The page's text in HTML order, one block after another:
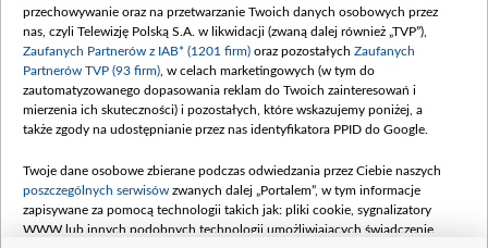
Dofinansowanie 48 862 000,00 PLN
Data podpisania umowy: GRUDZIEŃ 2025
(wpłata grudzień 60,548 mln)
Dofinansowanie 900 000 000,00 PLN
Data podpisania umowy: LUTY 2026 (wpłata
kwiecień 180 mln, 7 maja 180 mln, 8
czerwca 90 mln)
Dofinansowanie 250 000 000,00 PLN
przechowywanie oraz na przetwarzanie Twoich danych osobowych przez
nas, czyli Telewizję Polską S.A. w likwidacji (zwaną dalej również „TVP”),
Zaufanych Partnerów z IAB* (1201 firm) oraz pozostałych Zaufanych
Partnerów TVP (93 firm) , w celach marketingowych (w tym do
zautomatyzowanego dopasowania reklam do Twoich zainteresowań i
mierzenia ich skuteczności) i pozostałych, które wskazujemy poniżej, a
także zgody na udostępnianie przez nas identyfikatora PPID do Google.
Twoje dane osobowe zbierane podczas odwiedzania przez Ciebie naszych
poszczególnych serwisów zwanych dalej „Portalem”, w tym informacje
zapisywane za pomocą technologii takich jak: pliki cookie, sygnalizatory
WWW lub innych podobnych technologii umożliwiających świadczenie